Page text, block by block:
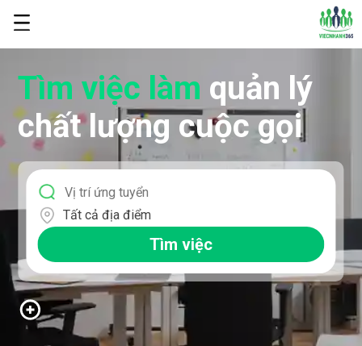
Tìm việc làm quản lý
chất lượng cuộc gọi
Tất cả địa điểm
Tìm việc